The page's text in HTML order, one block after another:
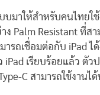
มาให้สำหรับคนไทยใช้
Palm Resistant ที่สา
ารถเชื่อมต่อกับ iPad
เรียบร้อยแล้ว ตัว
C สามารถใช้งานไ